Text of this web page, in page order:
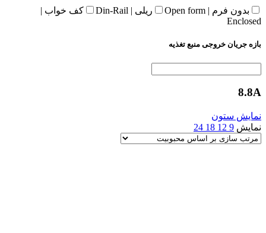
بدون فرم | Open form ریلی | Din-Rail
کف خواب |
Enclosed
بازه جریان خروجی منبع تغذیه
8.8A
نمایش ستون
نمایش 9
12
18
24